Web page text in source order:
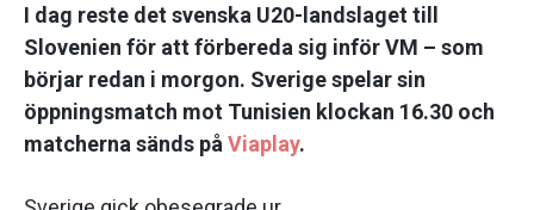
I dag reste det svenska U20-landslaget till
Slovenien för att förbereda sig inför VM – som
börjar redan i morgon. Sverige spelar sin
öppningsmatch mot Tunisien klockan 16.30 och
matcherna sänds på Viaplay.